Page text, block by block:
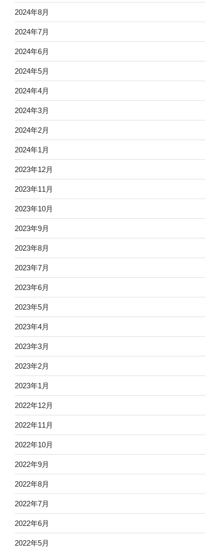
2024年8月
2024年7月
2024年6月
2024年5月
2024年4月
2024年3月
2024年2月
2024年1月
2023年12月
2023年11月
2023年10月
2023年9月
2023年8月
2023年7月
2023年6月
2023年5月
2023年4月
2023年3月
2023年2月
2023年1月
2022年12月
2022年11月
2022年10月
2022年9月
2022年8月
2022年7月
2022年6月
2022年5月